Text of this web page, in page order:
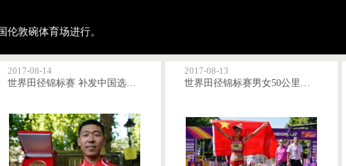
伦敦碗体育场进行。
2017-08-14
世界田径锦标赛 补发中国选手王浩2009年世锦赛男子20公里比赛金牌
2017-08-13
世界田径锦标赛男女50公里竞走 尹航杨树青获女子亚军季军